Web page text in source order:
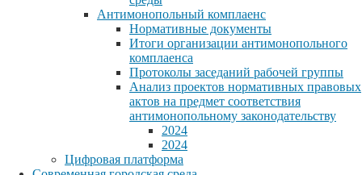
Антимонопольный комплаенс
Нормативные документы
Итоги организации антимонопольного
комплаенса
Протоколы заседаний рабочей группы
Анализ проектов нормативных правовых
актов на предмет соответствия
антимонопольному законодательству
2024
2024
Цифровая платформа